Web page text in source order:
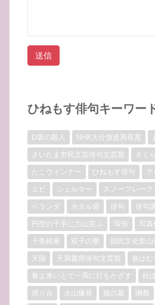
ひねもす俳句キーワー
D坂の殺人 NHK大分放送局長賞
さいたま市民文芸俳句文芸賞
さく
たこウインナー
ひねもす俳句
エビ
シェルター スノーフレーク
ベランダ
ホタル袋 俳句
俳句
円空の千手に力山笑ふ
写俳 写真
十条銀座
双子の嬰 国民文化祭
天国
天満書房俳句文芸賞
春は
春よ来いとて一斉に灯をかざす
松
滑り台
火山爆発 猫の墓 獺祭